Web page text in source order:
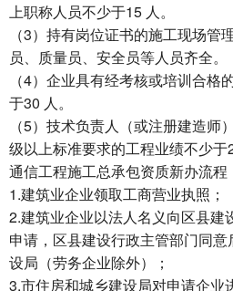
上职称人员不少于15 人。
（3）持有岗位证书的施工现场管
员、质量员、安全员等人员齐全。
（4）企业具有经考核或培训合格
于30 人。
（5）技术负责人（或注册建造师
级以上标准要求的工程业绩不少于2
通信工程施工总承包资质新办流程
1.建筑业企业领取工商营业执照；
2.建筑业企业以法人名义向区县建
申请，区县建设行政主管部门同
设局（劳务企业除外）；
3.市住房和城乡建设局对申请企业